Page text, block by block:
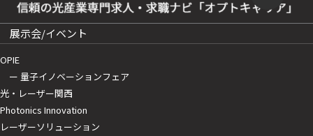
展示会/イベント
OPIE
ー 量子イノベーションフェア
光・レーザー関西
Photonics Innovation
レーザーソリューション